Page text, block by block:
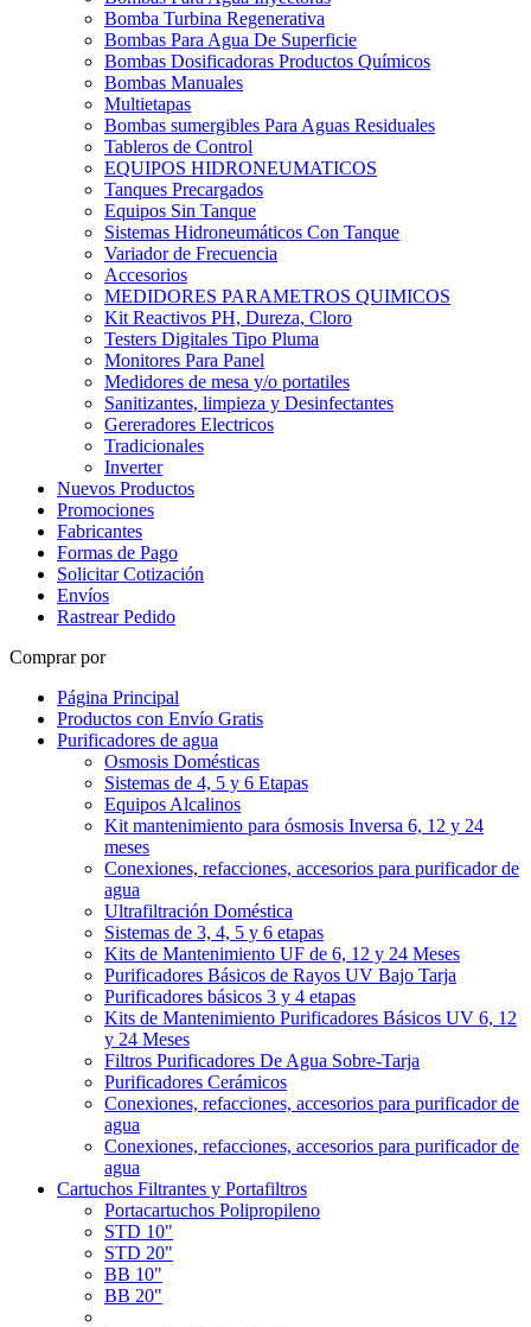
Bomba Turbina Regenerativa
Bombas Para Agua De Superficie
Bombas Dosificadoras Productos Químicos
Bombas Manuales
Multietapas
Bombas sumergibles Para Aguas Residuales
Tableros de Control
EQUIPOS HIDRONEUMATICOS
Tanques Precargados
Equipos Sin Tanque
Sistemas Hidroneumáticos Con Tanque
Variador de Frecuencia
Accesorios
MEDIDORES PARAMETROS QUIMICOS
Kit Reactivos PH, Dureza, Cloro
Testers Digitales Tipo Pluma
Monitores Para Panel
Medidores de mesa y/o portatiles
Sanitizantes, limpieza y Desinfectantes
Gereradores Electricos
Tradicionales
Inverter
Nuevos Productos
Promociones
Fabricantes
Formas de Pago
Solicitar Cotización
Envíos
Rastrear Pedido
Comprar por
Página Principal
Productos con Envío Gratis
Purificadores de agua
Osmosis Domésticas
Sistemas de 4, 5 y 6 Etapas
Equipos Alcalinos
Kit mantenimiento para ósmosis Inversa 6, 12 y 24
meses
Conexiones, refacciones, accesorios para purificador de
agua
Ultrafiltración Doméstica
Sistemas de 3, 4, 5 y 6 etapas
Kits de Mantenimiento UF de 6, 12 y 24 Meses
Purificadores Básicos de Rayos UV Bajo Tarja
Purificadores básicos 3 y 4 etapas
Kits de Mantenimiento Purificadores Básicos UV 6, 12
y 24 Meses
Filtros Purificadores De Agua Sobre-Tarja
Purificadores Cerámicos
Conexiones, refacciones, accesorios para purificador de
agua
Conexiones, refacciones, accesorios para purificador de
agua
Cartuchos Filtrantes y Portafiltros
Portacartuchos Polipropileno
STD 10"
STD 20"
BB 10"
BB 20"